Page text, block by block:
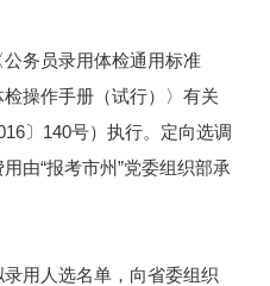
务员录用体检通用标准
检操作手册（试行）〉有关
〕140号）执行。定向选调
由“报考市州”党委组织部承
用人选名单，向省委组织